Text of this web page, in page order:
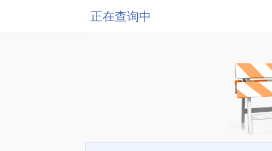
正在查询中